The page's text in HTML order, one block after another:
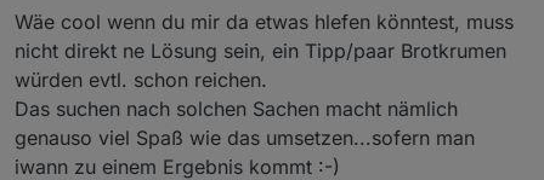
Wäe cool wenn du mir da etwas hlefen könntest, muss
nicht direkt ne Lösung sein, ein Tipp/paar Brotkrumen
würden evtl. schon reichen.
Das suchen nach solchen Sachen macht nämlich
genauso viel Spaß wie das umsetzen...sofern man
iwann zu einem Ergebnis kommt :-)